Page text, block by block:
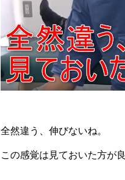
全然違う、伸びないね。
この感覚は見ておいた方が